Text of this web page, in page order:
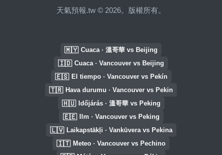
天氣預報.tw © 2026。版權所有。
🇲🇾 Cuaca · 溫哥華 vs Beijing
🇮🇩 Cuaca · Vancouver vs Beijing
🇪🇸 El tiempo · Vancouver vs Pekín
🇹🇷 Hava durumu · Vancouver vs Pekin
🇭🇺 Időjárás · 溫哥華 vs Peking
🇪🇪 Ilm · Vancouver vs Peking
🇱🇻 Laikapstākļi · Vankūvera vs Pekina
🇮🇹 Meteo · Vancouver vs Pechino